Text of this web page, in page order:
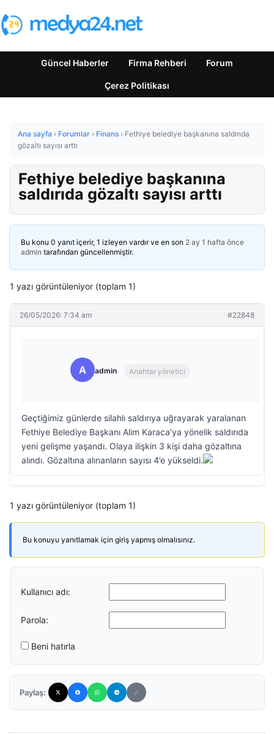
Güncel Haberler Firma Rehberi Forum
Çerez Politikası
Ana sayfa › Forumlar › Finans › Fethiye belediye başkanına saldırıda
gözaltı sayısı arttı
Fethiye belediye başkanına
saldırıda gözaltı sayısı arttı
Bu konu 0 yanıt içerir, 1 izleyen vardır ve en son 2 ay 1 hafta önce
admin tarafından güncellenmiştir.
1 yazı görüntüleniyor (toplam 1)
26/05/2026: 7:34 am #22848
A admin Anahtar yönetici
Geçtiğimiz günlerde silahlı saldırıya uğrayarak yaralanan
Fethiye Belediye Başkanı Alim Karaca’ya yönelik saldırıda
yeni gelişme yaşandı. Olaya ilişkin 3 kişi daha gözaltına
alındı. Gözaltına alınanların sayısı 4’e yükseldi.
1 yazı görüntüleniyor (toplam 1)
Bu konuyu yanıtlamak için giriş yapmış olmalısınız.
Kullanıcı adı:
Parola:
Beni hatırla
Paylaş: